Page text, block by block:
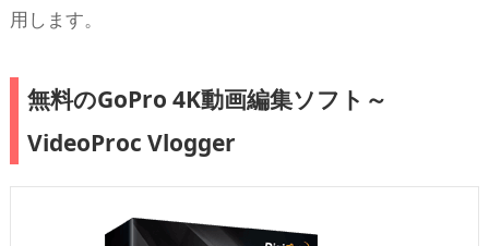
用します。
無料のGoPro 4K動画編集ソフト～
VideoProc Vlogger